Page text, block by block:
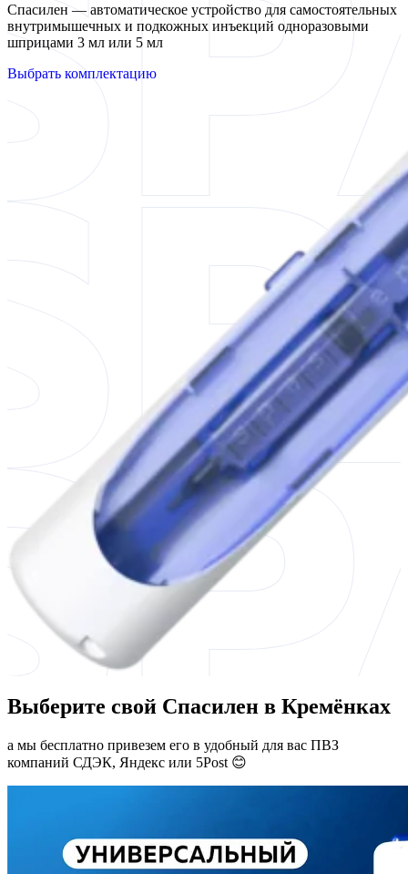
Спасилен — автоматическое устройство для самостоятельных
внутримышечных и подкожных инъекций одноразовыми
шприцами 3 мл или 5 мл
Выбрать комплектацию
Выберите свой Спасилен в Кремёнках
а мы бесплатно привезем его в удобный для вас ПВЗ
компаний СДЭК, Яндекс или 5Post 😊